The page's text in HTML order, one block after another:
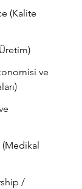
(Kalite
ve
/